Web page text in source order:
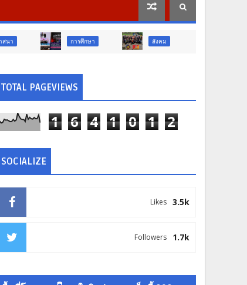
TOTAL PAGEVIEWS
1 6 4 1 0 1 2
SOCIALIZE
3.5k
Likes
1.7k
Followers